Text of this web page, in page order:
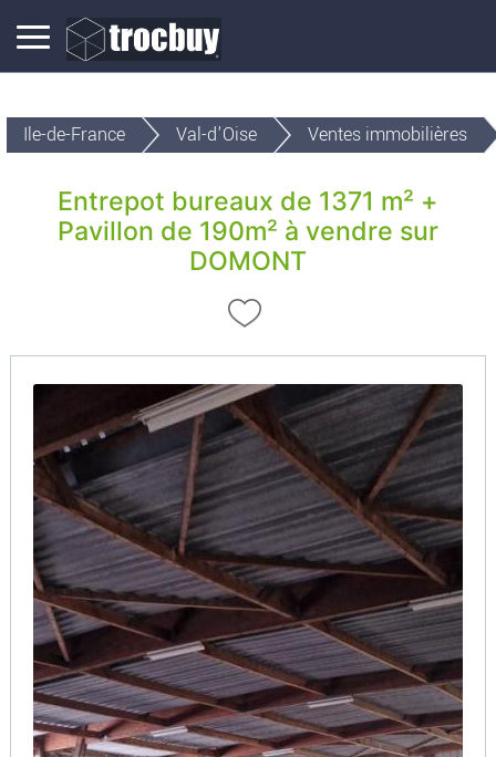
Ile-de-France Val-d'Oise Ventes immobilières
Entrepot bureaux de 1371 m² +
Pavillon de 190m² à vendre sur
DOMONT